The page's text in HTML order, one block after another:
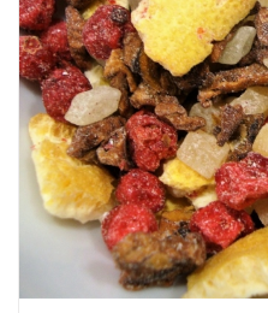
Optionen
können
auf
der
Produktseite
gewählt
werden